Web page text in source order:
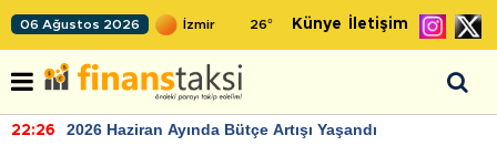
06 Ağustos 2026 26° Künye İletişim
22:26 2026 Haziran Ayında Bütçe Artışı Yaşandı